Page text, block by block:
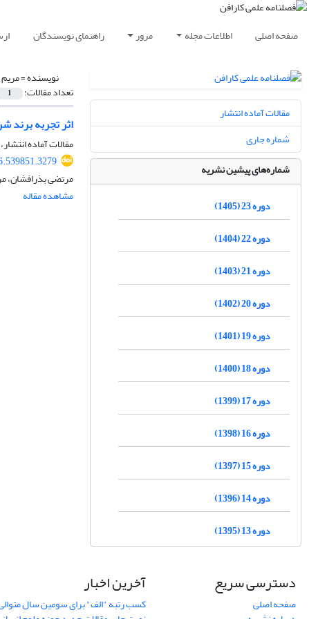
صفحه اصلی اطلاعات مجله مرور راهنمای نویسندگان
نویسنده =
تعداد مقالات: 1
اثر تجربه
مقالات آماده
مرتضی بذرافشان،
مشاهده مقاله
مقالات آماده انتشار
شماره جاری
شماره‌های پیشین نشریه
دوره 23 (1405)
دوره 22 (1404)
دوره 21 (1403)
دوره 20 (1402)
دوره 19 (1401)
دوره 18 (1400)
دوره 17 (1399)
دوره 16 (1398)
دوره 15 (1397)
دوره 14 (1396)
دوره 13 (1395)
دسترسی سریع
صفحه اصلی
آخرین اخبار
کسب رتبه "الف" برای سومین سال